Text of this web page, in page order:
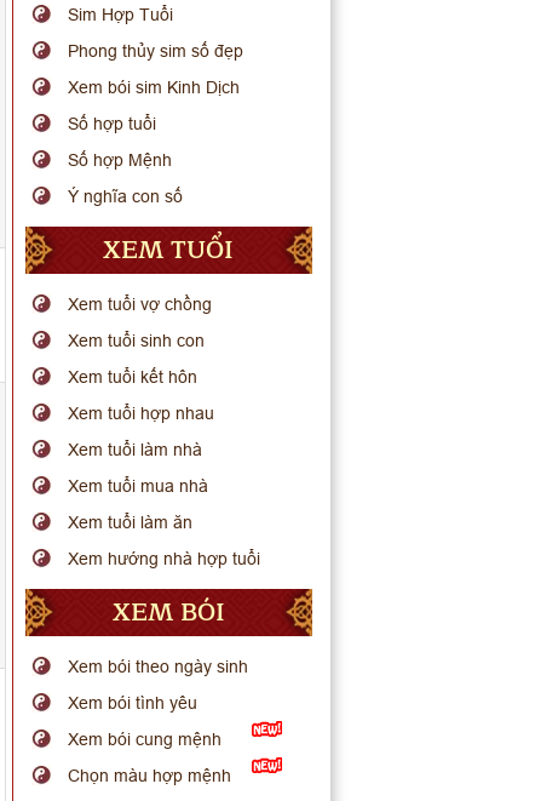
Sim Hợp Tuổi
Phong thủy sim số đẹp
Xem bói sim Kinh Dịch
Số hợp tuổi
Số hợp Mệnh
Ý nghĩa con số
XEM TUỔI
Xem tuổi vợ chồng
Xem tuổi sinh con
Xem tuổi kết hôn
Xem tuổi hợp nhau
Xem tuổi làm nhà
Xem tuổi mua nhà
Xem tuổi làm ăn
Xem hướng nhà hợp tuổi
XEM BÓI
Xem bói theo ngày sinh
Xem bói tình yêu
Xem bói cung mệnh
Chọn màu hợp mệnh